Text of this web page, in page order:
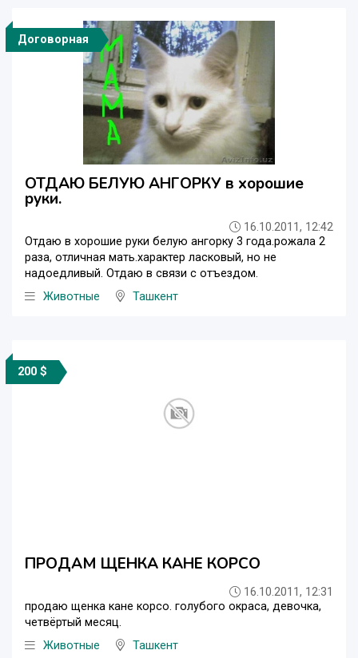
Договорная
ОТДАЮ БЕЛУЮ АНГОРКУ в хорошие
руки.
16.10.2011, 12:42
Отдаю в хорошие руки белую ангорку 3 года.рожала 2
раза, отличная мать.характер ласковый, но не
надоедливый. Отдаю в связи с отъездом.
Животные
Ташкент
200 $
ПРОДАМ ЩЕНКА КАНЕ КОРСО
16.10.2011, 12:31
продаю щенка кане корсо. голубого окраса, девочка,
четвёртый месяц.
Животные
Ташкент